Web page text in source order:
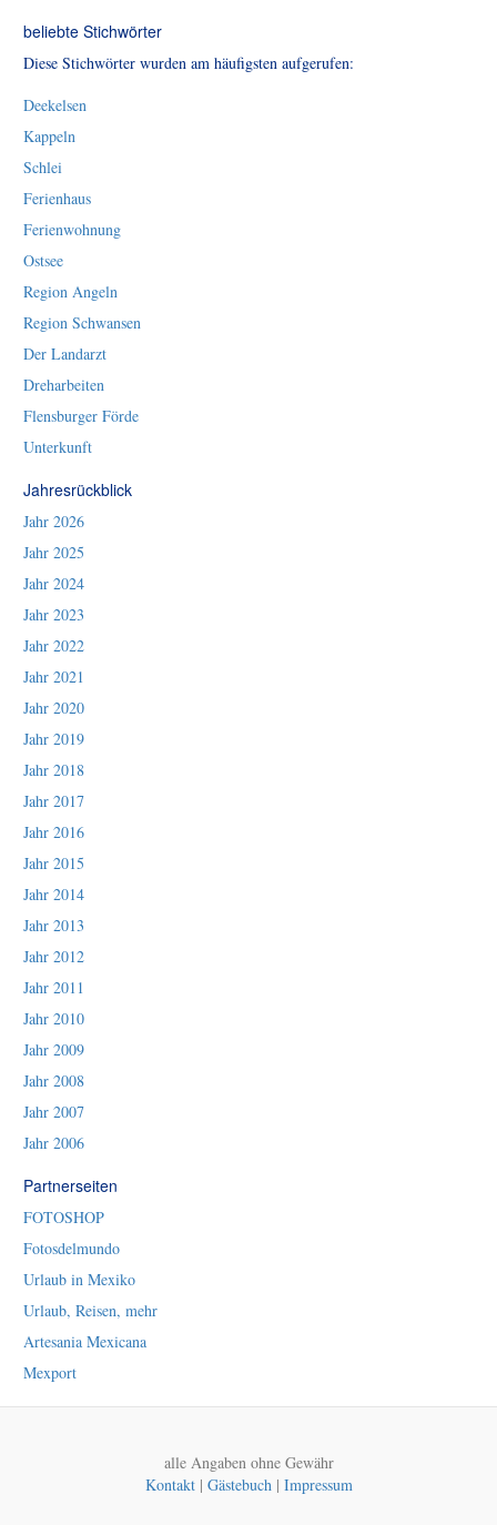
beliebte Stichwörter
Diese Stichwörter wurden am häufigsten aufgerufen:
Deekelsen
Kappeln
Schlei
Ferienhaus
Ferienwohnung
Ostsee
Region Angeln
Region Schwansen
Der Landarzt
Dreharbeiten
Flensburger Förde
Unterkunft
Jahresrückblick
Jahr 2026
Jahr 2025
Jahr 2024
Jahr 2023
Jahr 2022
Jahr 2021
Jahr 2020
Jahr 2019
Jahr 2018
Jahr 2017
Jahr 2016
Jahr 2015
Jahr 2014
Jahr 2013
Jahr 2012
Jahr 2011
Jahr 2010
Jahr 2009
Jahr 2008
Jahr 2007
Jahr 2006
Partnerseiten
FOTOSHOP
Fotosdelmundo
Urlaub in Mexiko
Urlaub, Reisen, mehr
Artesania Mexicana
Mexport
alle Angaben ohne Gewähr
Kontakt| Gästebuch| Impressum